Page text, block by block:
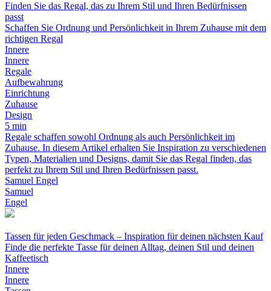
Finden Sie das Regal, das zu Ihrem Stil und Ihren Bedürfnissen
passt
Schaffen Sie Ordnung und Persönlichkeit in Ihrem Zuhause mit dem
richtigen Regal
Innere
Innere
Regale
Aufbewahrung
Einrichtung
Zuhause
Design
5 min
Regale schaffen sowohl Ordnung als auch Persönlichkeit im
Zuhause. In diesem Artikel erhalten Sie Inspiration zu verschiedenen
Typen, Materialien und Designs, damit Sie das Regal finden, das
perfekt zu Ihrem Stil und Ihren Bedürfnissen passt.
Samuel Engel
Samuel
Engel
Tassen für jeden Geschmack – Inspiration für deinen nächsten Kauf
Finde die perfekte Tasse für deinen Alltag, deinen Stil und deinen
Kaffeetisch
Innere
Innere